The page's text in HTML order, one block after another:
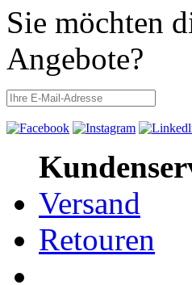
Sie möchten
Angebote?
Versand
Retouren